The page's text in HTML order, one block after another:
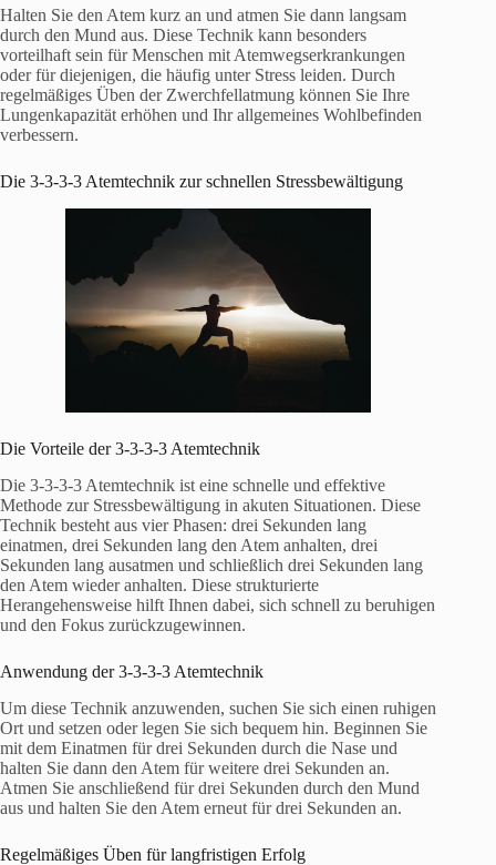
Halten Sie den Atem kurz an und atmen Sie dann langsam
durch den Mund aus. Diese Technik kann besonders
vorteilhaft sein für Menschen mit Atemwegserkrankungen
oder für diejenigen, die häufig unter Stress leiden. Durch
regelmäßiges Üben der Zwerchfellatmung können Sie Ihre
Lungenkapazität erhöhen und Ihr allgemeines Wohlbefinden
verbessern.
Die 3-3-3-3 Atemtechnik zur schnellen Stressbewältigung
Die Vorteile der 3-3-3-3 Atemtechnik
Die 3-3-3-3 Atemtechnik ist eine schnelle und effektive
Methode zur Stressbewältigung in akuten Situationen. Diese
Technik besteht aus vier Phasen: drei Sekunden lang
einatmen, drei Sekunden lang den Atem anhalten, drei
Sekunden lang ausatmen und schließlich drei Sekunden lang
den Atem wieder anhalten. Diese strukturierte
Herangehensweise hilft Ihnen dabei, sich schnell zu beruhigen
und den Fokus zurückzugewinnen.
Anwendung der 3-3-3-3 Atemtechnik
Um diese Technik anzuwenden, suchen Sie sich einen ruhigen
Ort und setzen oder legen Sie sich bequem hin. Beginnen Sie
mit dem Einatmen für drei Sekunden durch die Nase und
halten Sie dann den Atem für weitere drei Sekunden an.
Atmen Sie anschließend für drei Sekunden durch den Mund
aus und halten Sie den Atem erneut für drei Sekunden an.
Regelmäßiges Üben für langfristigen Erfolg